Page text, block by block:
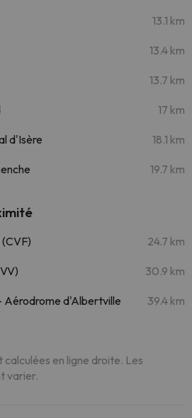
13.1 km
13.4 km
13.7 km
17 km
d'Isère 18.1 km
19.7 km
24.7 km
30.9 km
d'Albertville
39.4 km
calculées en ligne droite. Les
varier.